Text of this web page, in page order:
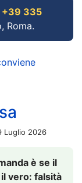
+39 335
Roma.
Luglio 2026
è se il
vero: falsità